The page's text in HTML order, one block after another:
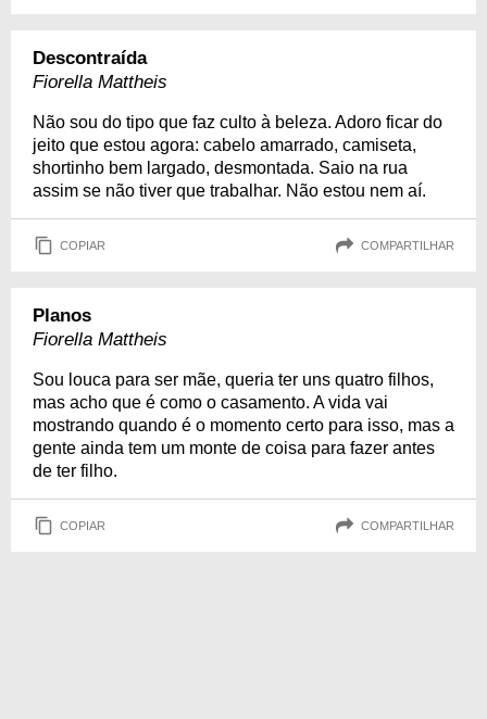
Descontraída
Fiorella Mattheis
Não sou do tipo que faz culto à beleza. Adoro ficar do
jeito que estou agora: cabelo amarrado, camiseta,
shortinho bem largado, desmontada. Saio na rua
assim se não tiver que trabalhar. Não estou nem aí.
COPIAR COMPARTILHAR
Planos
Fiorella Mattheis
Sou louca para ser mãe, queria ter uns quatro filhos,
mas acho que é como o casamento. A vida vai
mostrando quando é o momento certo para isso, mas a
gente ainda tem um monte de coisa para fazer antes
de ter filho.
COPIAR COMPARTILHAR